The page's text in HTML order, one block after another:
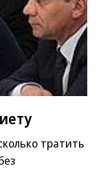
тратить